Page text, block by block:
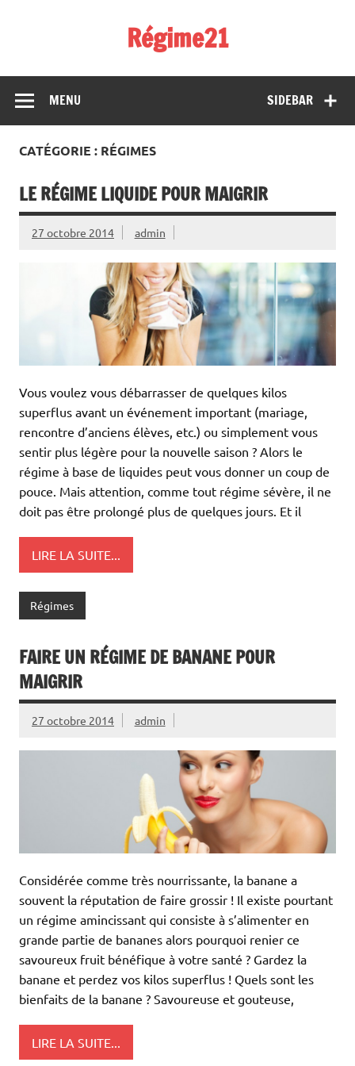
Régime21
SIDEBAR
MENU
CATÉGORIE : RÉGIMES
LE RÉGIME LIQUIDE POUR MAIGRIR
27 octobre 2014 admin
Vous voulez vous débarrasser de quelques kilos
superflus avant un événement important (mariage,
rencontre d’anciens élèves, etc.) ou simplement vous
sentir plus légère pour la nouvelle saison ? Alors le
régime à base de liquides peut vous donner un coup de
pouce. Mais attention, comme tout régime sévère, il ne
doit pas être prolongé plus de quelques jours. Et il
LIRE LA SUITE...
Régimes
FAIRE UN RÉGIME DE BANANE POUR
MAIGRIR
27 octobre 2014 admin
Considérée comme très nourrissante, la banane a
souvent la réputation de faire grossir ! Il existe pourtant
un régime amincissant qui consiste à s’alimenter en
grande partie de bananes alors pourquoi renier ce
savoureux fruit bénéfique à votre santé ? Gardez la
banane et perdez vos kilos superflus ! Quels sont les
bienfaits de la banane ? Savoureuse et gouteuse,
LIRE LA SUITE...